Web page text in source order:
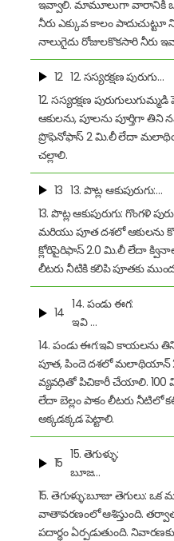
ఇవ్వాలి. మామూలుగా వారానికి
నీరు ఎక్కువ కాలం
నాలుగైదు రోజులకొకసారి నీరు
12 12. సస్యరక్షణ పురుగు…
12. సస్యరక్షణ
ఆకులను, పూలను పూర్తిగా తిని
ప్రొఫెనోఫాస్ 2 మి.లీ లేదా
చల్లాలి.
13 13. పొట్ల ఆకుపురుగు:…
13. పొట్ల ఆకుపురుగు: గొంగళి
మరియు పూత దశలో ఆకులను
క్లోరిపైరిఫాస్ 2.0 మి.లీ లేదా
లీటరు నీటికి కలిపి పూతకు
14
14. పండు ఈగ:
ఇవి …
14. పండు ఈగ:ఇవి కాయలను
పూత, పిందె దశలో మలాథియాన్ 2
వ్యవధితో పిచికారీ చేయాలి. 100
లేదా బెల్లం పాకం లీటరు నీటిలో
అక్కడక్కడ పెట్టాలి.
15
15. తెగుళ్ళు:
బూజ…
15. తెగుళ్ళు:బూజు తెగులు:
వాతావరణంలో ఆశిస్తుంది.
పదార్థం ఏర్పడుతుంది.